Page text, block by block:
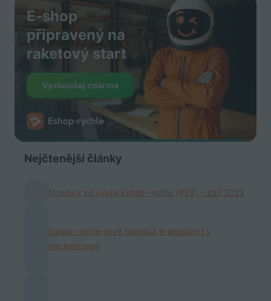
E-shop
připravený na
raketový start
Vyzkoušej zdarma
Nejčtenější články
Novinky ve vývoji Eshop-rychle (#53) – září 2023
Eshop-rychle nově pomáhá e-shopům i s
marketingem